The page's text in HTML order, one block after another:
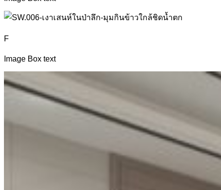
F
Image Box text